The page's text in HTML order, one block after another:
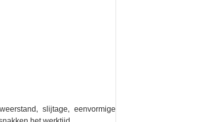
slijtage, eenvormige